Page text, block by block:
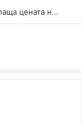
Времето на Портних изтича — Варна плаща цената на един екскмет, който отказва да си тръгне